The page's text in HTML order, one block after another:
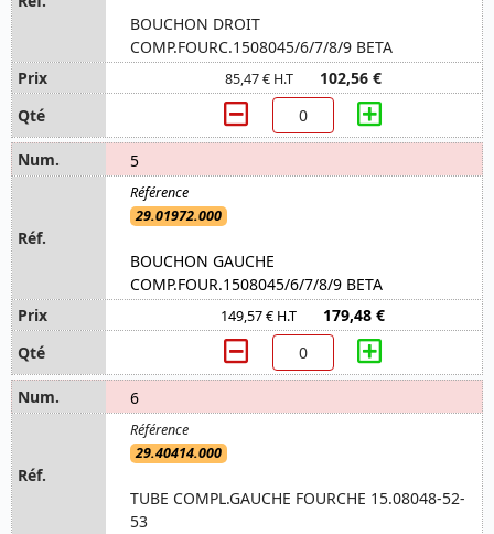
BOUCHON DROIT
COMP.FOURC.1508045/6/7/8/9 BETA
85,47 € H.T 102,56 €
5
29.01972.000
BOUCHON GAUCHE
COMP.FOUR.1508045/6/7/8/9 BETA
149,57 € H.T 179,48 €
6
29.40414.000
TUBE COMPL.GAUCHE FOURCHE 15.08048-52-
53